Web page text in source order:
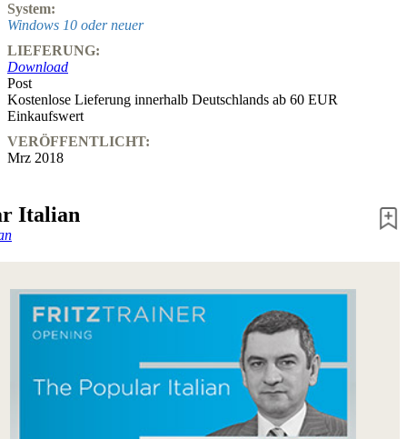
System:
Windows 10 oder neuer
LIEFERUNG:
Download
Post
Kostenlose Lieferung innerhalb Deutschlands ab 60 EUR
Einkaufswert
VERÖFFENTLICHT:
Mrz 2018
Italian